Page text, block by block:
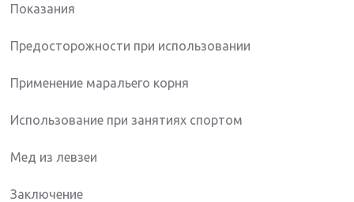
Показания
Предосторожности при использовании
Применение маральего корня
Использование при занятиях спортом
Мед из левзеи
Заключение